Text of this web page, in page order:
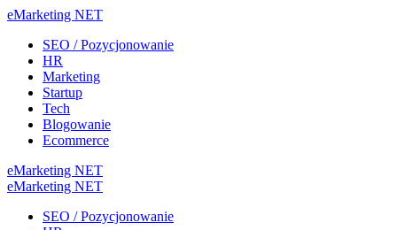
eMarketing NET
SEO / Pozycjonowanie
HR
Marketing
Startup
Tech
Blogowanie
Ecommerce
eMarketing NET
eMarketing NET
SEO / Pozycjonowanie